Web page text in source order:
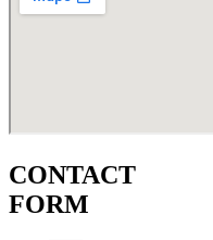
CONTACT
FORM